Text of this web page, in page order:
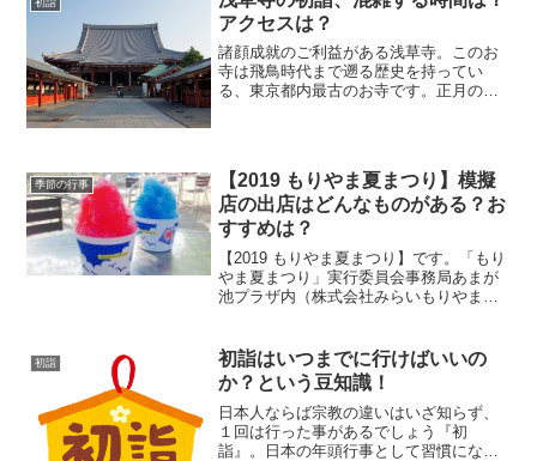
てもいいくらい。冬の寒さ...
初詣
アクセスは？
諸顔成就のご利益がある浅草寺。このお
寺は飛鳥時代まで遡る歴史を持ってい
る、東京都内最古のお寺です。正月の初
のに、３時間もかかるそうで...
季節の行事
【2019 もりやま夏まつり】模擬
店の出店はどんなものがある？お
すすめは？
【2019 もりやま夏まつり】です。「もり
やま夏まつり」実行委員会事務局あまが
池プラザ内（株式会社みらいもりやま
9〜17時（休館日を除...
初詣
初詣はいつまでに行けばいいの
か？という豆知識！
日本人ならば宗教の違いはいざ知らず、
１回は行った事があるでしょう『初
詣』。日本の年頭行事として習慣になっ